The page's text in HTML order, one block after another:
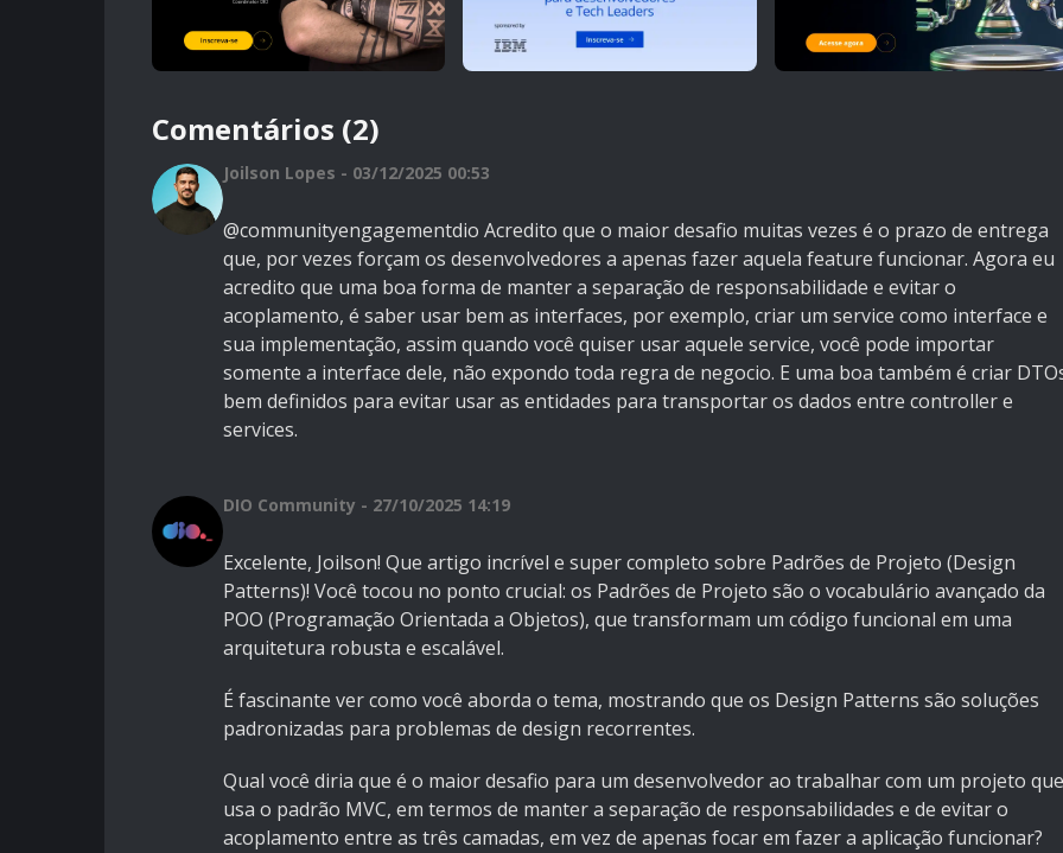
Comentários (2)
Joilson Lopes - 03/12/2025 00:53
@communityengagementdio Acredito que o maior desafio muitas vezes é o prazo de entrega
que, por vezes forçam os desenvolvedores a apenas fazer aquela feature funcionar. Agora eu
acredito que uma boa forma de manter a separação de responsabilidade e evitar o
acoplamento, é saber usar bem as interfaces, por exemplo, criar um service como interface e
sua implementação, assim quando você quiser usar aquele service, você pode importar
somente a interface dele, não expondo toda regra de negocio. E uma boa também é criar
bem definidos para evitar usar as entidades para transportar os dados entre controller e
services.
DIO Community - 27/10/2025 14:19
Excelente, Joilson! Que artigo incrível e super completo sobre Padrões de Projeto (Design
Patterns)! Você tocou no ponto crucial: os Padrões de Projeto são o vocabulário avançado da
POO (Programação Orientada a Objetos), que transformam um código funcional em uma
arquitetura robusta e escalável.
É fascinante ver como você aborda o tema, mostrando que os Design Patterns são soluções
padronizadas para problemas de design recorrentes.
Qual você diria que é o maior desafio para um desenvolvedor ao trabalhar com um projeto que
usa o padrão MVC, em termos de manter a separação de responsabilidades e de evitar o
acoplamento entre as três camadas, em vez de apenas focar em fazer a aplicação funcionar?